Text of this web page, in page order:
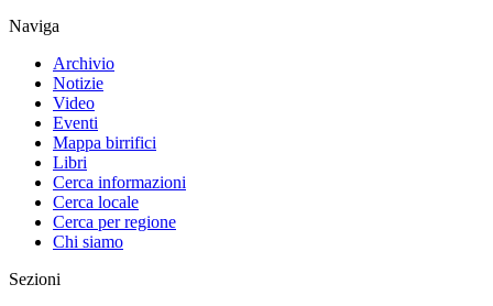
Naviga
Archivio
Notizie
Video
Eventi
Mappa birrifici
Libri
Cerca informazioni
Cerca locale
Cerca per regione
Chi siamo
Sezioni